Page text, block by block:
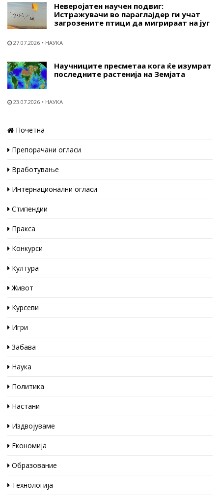
Неверојатен научен подвиг:
Истражувачи во параглајдер ги учат
загрозените птици да мигрираат на југ
27.07.2026 НАУКА
Научниците пресметаа кога ќе изумрат
последните растенија на Земјата
23.07.2026 НАУКА
Почетна
Препорачани огласи
Вработување
Интернационални огласи
Стипендии
Пракса
Конкурси
Култура
Живот
Курсеви
Игри
Забава
Наука
Политика
Настани
Издвојуваме
Економија
Образование
Технологија